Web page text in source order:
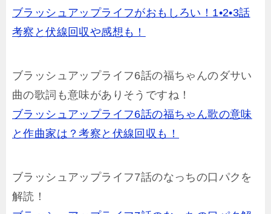
ブラッシュアップライフがおもしろい！1•2•3話
考察と伏線回収や感想も！
ブラッシュアップライフ6話の福ちゃんのダサい
曲の歌詞も意味がありそうですね！
ブラッシュアップライフ6話の福ちゃん歌の意味
と作曲家は？考察と伏線回収も！
ブラッシュアップライフ7話のなっちの口パクを
解読！